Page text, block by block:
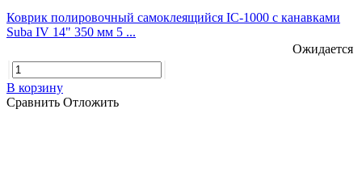
Коврик полировочный самоклеящийся IC-1000 с канавками
Suba IV 14" 350 мм 5 ...
Ожидается
В корзину
Сравнить Отложить